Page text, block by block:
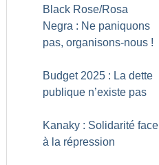
Black Rose/Rosa
Negra : Ne paniquons
pas, organisons-nous !
Budget 2025 : La dette
publique n’existe pas
Kanaky : Solidarité face
à la répression